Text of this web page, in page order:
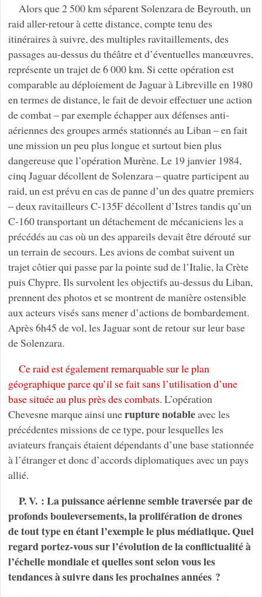
Alors que 2 500 km séparent Solenzara de Beyrouth, un
raid aller-retour à cette distance, compte tenu des
itinéraires à suivre, des multiples ravitaillements, des
passages au-dessus du théâtre et d’éventuelles manœuvres,
représente un trajet de 6 000 km. Si cette opération est
comparable au déploiement de Jaguar à Libreville en 1980
en termes de distance, le fait de devoir effectuer une action
de combat – par exemple échapper aux défenses anti-
aériennes des groupes armés stationnés au Liban – en fait
une mission un peu plus longue et surtout bien plus
dangereuse que l’opération Murène. Le 19 janvier 1984,
cinq Jaguar décollent de Solenzara – quatre participent au
raid, un est prévu en cas de panne d’un des quatre premiers
– deux ravitailleurs C-135F décollent d’Istres tandis qu’un
C-160 transportant un détachement de mécaniciens les a
précédés au cas où un des appareils devait être dérouté sur
un terrain de secours. Les avions de combat suivent un
trajet côtier qui passe par la pointe sud de l’Italie, la Crète
puis Chypre. Ils survolent les objectifs au-dessus du Liban,
prennent des photos et se montrent de manière ostensible
aux acteurs visés sans mener d’actions de bombardement.
Après 6h45 de vol, les Jaguar sont de retour sur leur base
de Solenzara.
Ce raid est également remarquable sur le plan
géographique parce qu’il se fait sans l’utilisation d’une
base située au plus près des combats. L’opération
Chevesne marque ainsi unerupture notableavec les
précédentes missions de ce type, pour lesquelles les
aviateurs français étaient dépendants d’une base stationnée
à l’étranger et donc d’accords diplomatiques avec un pays
allié.
P. V. : La puissance aérienne semble traversée par de
profonds bouleversements, la prolifération de drones
de tout type en étant l’exemple le plus médiatique. Quel
regard portez-vous sur l’évolution de la conflictualité à
l’échelle mondiale et quelles sont selon vous les
tendances à suivre dans les prochaines années ?